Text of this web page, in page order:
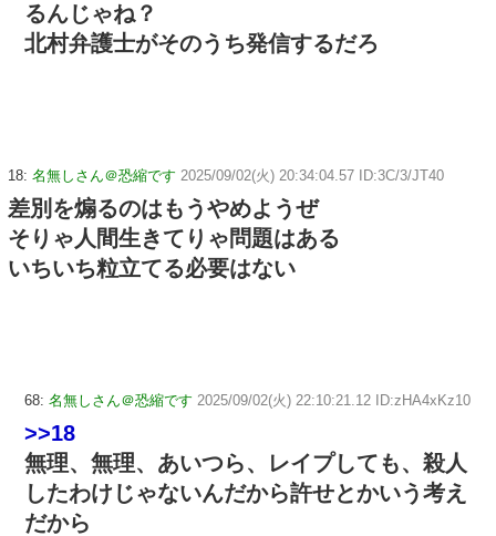
るんじゃね？
北村弁護士がそのうち発信するだろ
18: 名無しさん＠恐縮です 2025/09/02(火) 20:34:04.57 ID:3C/3/JT40
差別を煽るのはもうやめようぜ
そりゃ人間生きてりゃ問題はある
いちいち粒立てる必要はない
68: 名無しさん＠恐縮です 2025/09/02(火) 22:10:21.12 ID:zHA4xKz10
>>18
無理、無理、あいつら、レイプしても、殺人
したわけじゃないんだから許せとかいう考え
だから